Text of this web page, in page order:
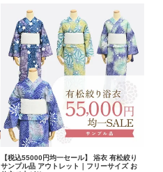
【税込55000円均一セール】 浴衣 有松絞り
サンプル品 アウトレット｜フリーサイズ お